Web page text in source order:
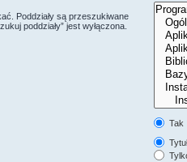
Poddziały są przeszukiwane
poddziały” jest wyłączona.
Tak